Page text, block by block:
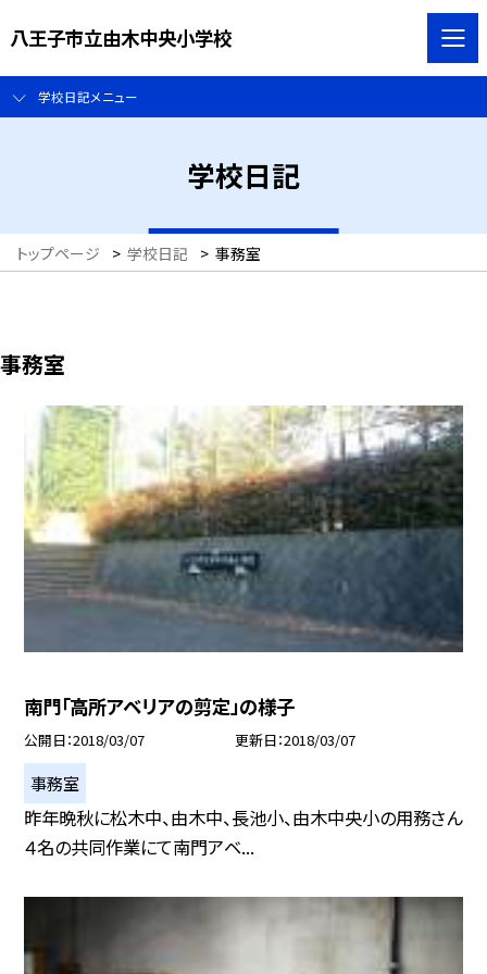
八王子市立由木中央小学校
学校日記メニュー
学校日記
トップページ > 学校日記 > 事務室
事務室
南門「高所アベリアの剪定」の様子
公開日 2018/03/07 更新日 2018/03/07
事務室
昨年晩秋に松木中、由木中、長池小、由木中央小の用務さん
４名の共同作業にて南門アベ...